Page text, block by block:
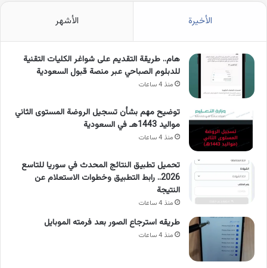
الأخيرة الأشهر
هام.. طريقة التقديم على شواغر الكليات التقنية
للدبلوم الصباحي عبر منصة قبول السعودية
منذ 4 ساعات
توضيح مهم بشأن تسجيل الروضة المستوى الثاني
مواليد 1443هـ في السعودية
منذ 4 ساعات
تحميل تطبيق النتائج المحدث في سوريا للتاسع
2026.. رابط التطبيق وخطوات الاستعلام عن
النتيجة
منذ 4 ساعات
طريقه استرجاع الصور بعد فرمته الموبايل
منذ 4 ساعات